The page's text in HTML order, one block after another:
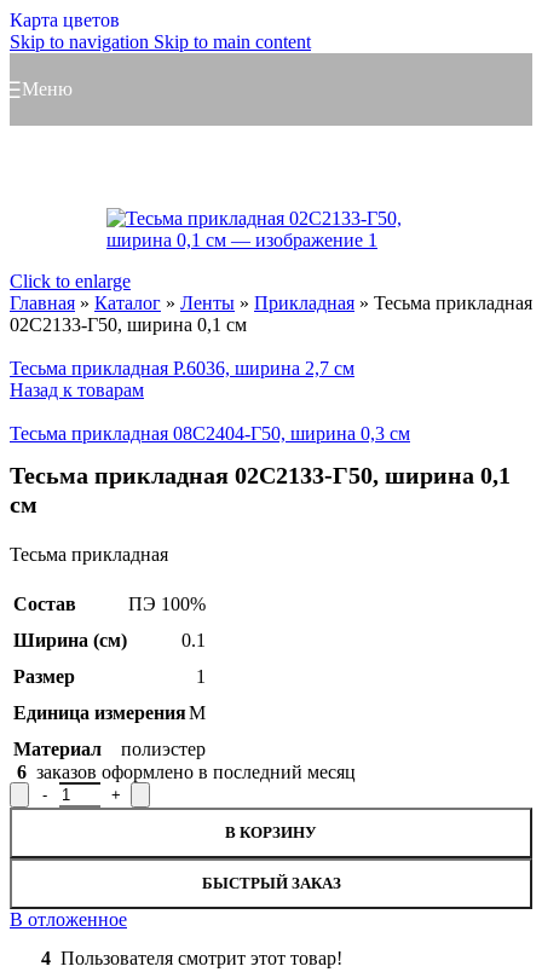
Карта цветов
Skip to navigation Skip to main content
Меню
Click to enlarge
Главная » Каталог » Ленты » Прикладная » Тесьма прикладная
02С2133-Г50, ширина 0,1 см
Тесьма прикладная Р.6036, ширина 2,7 см
Назад к товарам
Тесьма прикладная 08С2404-Г50, ширина 0,3 см
Тесьма прикладная 02С2133-Г50, ширина 0,1
см
Тесьма прикладная
Состав
ПЭ 100%
Ширина (см)
0.1
Размер
1
Единица измеренияМ
Материал
полиэстер
6 заказов оформлено в последний месяц
Количество товара Тесьма прикладная 02С2133-Г50, ширина
В КОРЗИНУ
БЫСТРЫЙ ЗАКАЗ
В отложенное
4 Пользователя смотрит этот товар!